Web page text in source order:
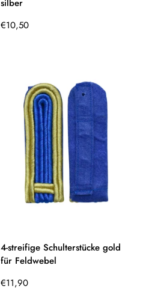
silber
Regulärer
€10,50
4-streifige Schulterstücke gold
für Feldwebel
Regulärer
€11,90